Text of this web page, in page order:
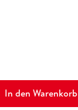
In den Warenkorb